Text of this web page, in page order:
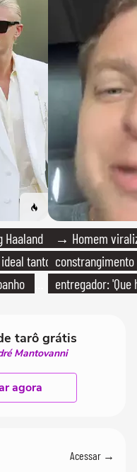
tanto
→ Homem
entregador: 'Que
tarô grátis
Mantovanni
agora
Acessar →